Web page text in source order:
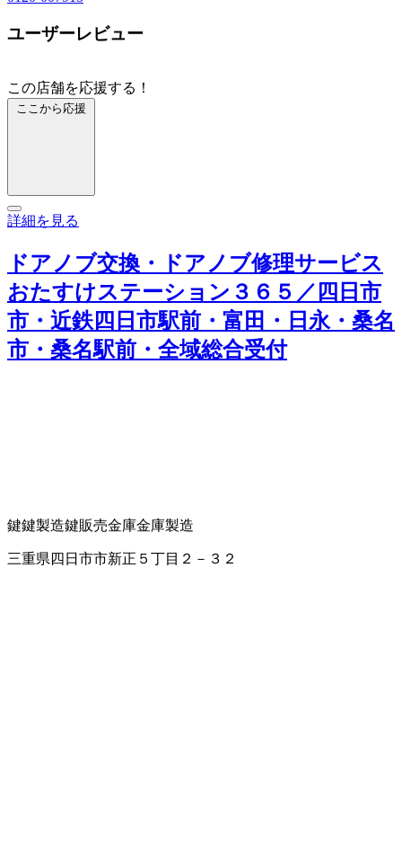
ユーザーレビュー
この店舗を応援する！
ここから応援
詳細を見る
ドアノブ交換・ドアノブ修理サービス
おたすけステーション３６５／四日市
市・近鉄四日市駅前・富田・日永・桑名
市・桑名駅前・全域総合受付
鍵鍵製造鍵販売金庫金庫製造
三重県四日市市新正５丁目２－３２